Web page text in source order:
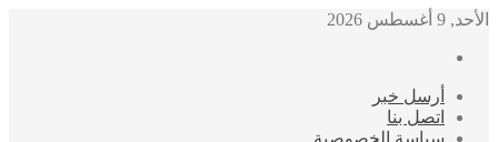
الأحد, 9 أغسطس 2026
أرسل خبر
اتصل بنا
سياسة الخصوصية